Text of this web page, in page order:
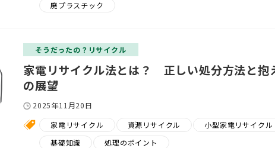
廃プラスチック
そうだったの？リサイクル
家電リサイクル法とは？ 正しい処分方法と抱
の展望
2025年11月20日
家電リサイクル
資源リサイクル 小型家電リサイクル
基礎知識
処理のポイント